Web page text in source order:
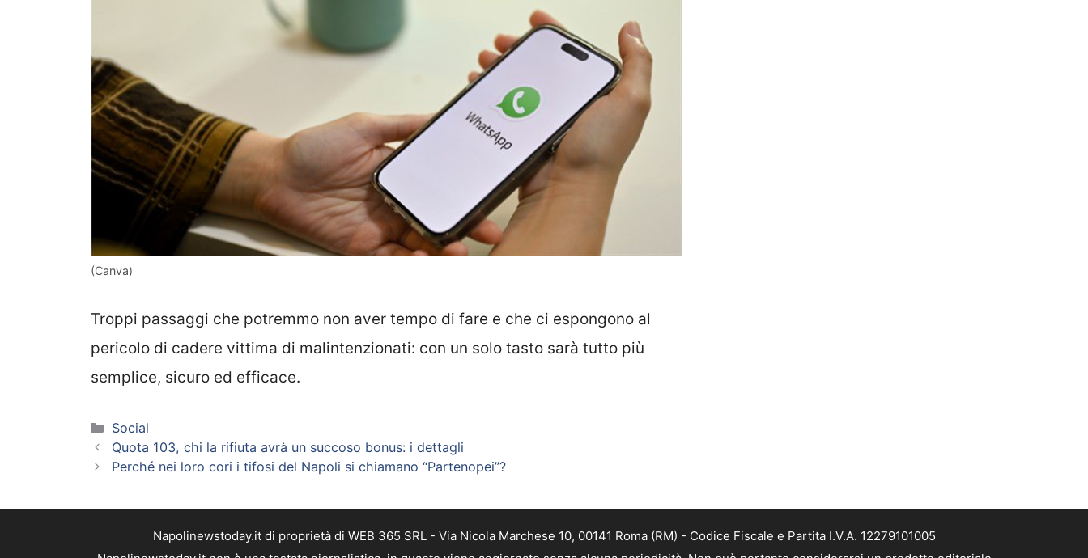
(Canva)
Troppi passaggi che potremmo non aver tempo di fare e che ci espongono al
pericolo di cadere vittima di malintenzionati: con un solo tasto sarà tutto più
semplice, sicuro ed efficace.
Categorie
Social
Quota 103, chi la rifiuta avrà un succoso bonus: i dettagli
Perché nei loro cori i tifosi del Napoli si chiamano “Partenopei”?
Napolinewstoday.it di proprietà di WEB 365 SRL - Via Nicola Marchese 10, 00141 Roma (RM) - Codice Fiscale e Partita I.V.A. 12279101005